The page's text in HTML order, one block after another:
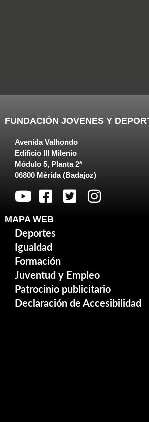
FUNDACIÓN JOVENES Y
Avenida Valhondo
Edificio III Milenio
Módulo 5, Planta 2ª
06800 Mérida (Badajoz)
MAPA WEB
Deportes
Igualdad
Formación
Juventud y Empleo
Patrocinio publicitario
Declaración de Accesibilidad